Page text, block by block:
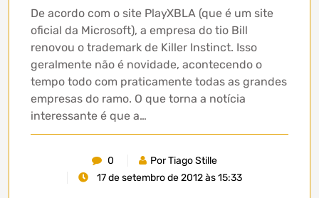
De acordo com o site PlayXBLA (que é um site
oficial da Microsoft), a empresa do tio Bill
renovou o trademark de Killer Instinct. Isso
geralmente não é novidade, acontecendo o
tempo todo com praticamente todas as grandes
empresas do ramo. O que torna a notícia
interessante é que a…
0
Por Tiago Stille
17 de setembro de 2012 às 15:33